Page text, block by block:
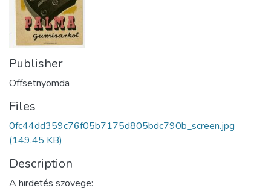
Publisher
Offsetnyomda
Files
0fc44dd359c76f05b7175d805bdc790b_screen.jpg
(149.45 KB)
Description
A hirdetés szövege: